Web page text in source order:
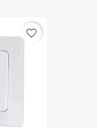
favorite_border